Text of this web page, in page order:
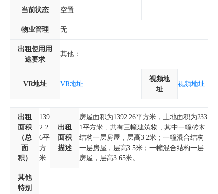
当前状态 空置
物业管理 无
出租使用用
途要求
其他：
VR地址 VR地址
视频地
址
视频地址
出租
面积
（总
面
积）
139
2.2
6平
方
米
出租
面积
描述
房屋面积为1392.26平方米，土地面积为233
1平方米，共有三幢建筑物，其中一幢砖木
结构一层房屋，层高3.2米；一幢混合结构
一层房屋，层高3.5米；一幢混合结构一层
房屋，层高3.65米。
其他
特别